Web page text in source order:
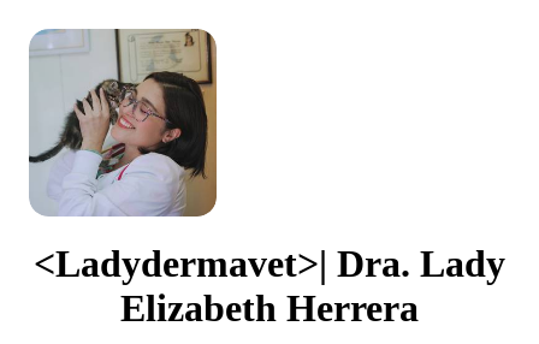
<Ladydermavet>| Dra. Lady
Elizabeth Herrera